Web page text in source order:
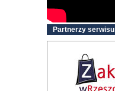
Partnerzy serwisu